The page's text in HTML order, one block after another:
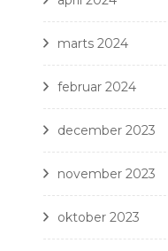
marts 2024
februar 2024
december 2023
november 2023
oktober 2023